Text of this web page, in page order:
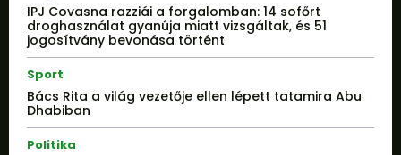
IPJ Covasna razziái a forgalomban: 14 sofőrt
droghasználat gyanúja miatt vizsgáltak, és 51
jogosítvány bevonása történt
Sport
Bács Rita a világ vezetője ellen lépett tatamira Abu
Dhabiban
Politika